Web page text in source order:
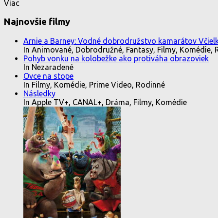
Viac
Najnovšie filmy
Arnie a Barney: Vodné dobrodružstvo kamarátov
In Animované, Dobrodružné, Fantasy, Filmy, Komédie,
Pohyb vonku na kolobežke ako protiváha obrazoviek
In Nezaradené
Ovce na stope
In Filmy, Komédie, Prime Video, Rodinné
Následky
In Apple TV+, CANAL+, Dráma, Filmy, Komédie